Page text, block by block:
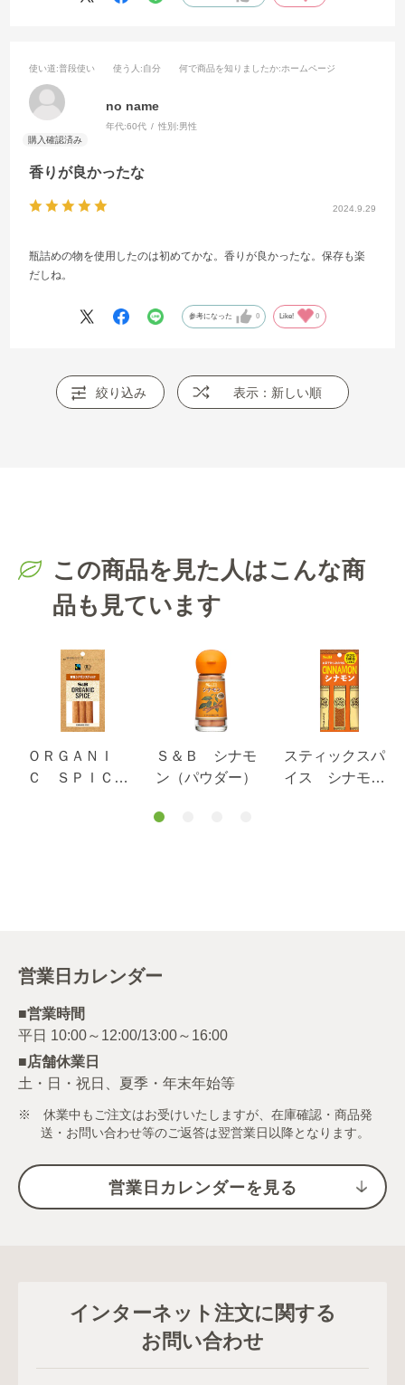
2024.9.29
香りが良かったな
使い道:普段使い 使う人 :自分 何で商品を知りましたか:ホームページ
no name
年代:60代 性別:男性
瓶詰めの物を使用したのは初めてかな。香りが良かったな。保存も楽
だしね。
参考になった 0 Like! 0
絞り込み 表示：新しい順
この商品を見た人はこんな商
品も見ています
ＯＲＧＡＮＩ
Ｃ ＳＰＩＣ
Ｓ＆Ｂ シナモ
ン（パウダー）
スティックスパ
イス シナモ
営業日カレンダー
■営業時間
■店舗休業日
土・日・祝日、夏季・年末年始等
※ 休業中もご注文はお受けいたしますが、在庫確認・商品発
送・お問い合わせ等のご返答は翌営業日以降となります。
営業日カレンダーを見る
インターネット注文に関する
お問い合わせ